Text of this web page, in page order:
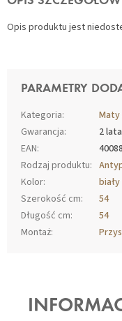
Opis produktu jest
PARAMETRY
Kategoria:
Gwarancja:
2 lata
EAN:
Rodzaj produktu:
Kolor:
biały
Szerokość cm:
54
Długość cm:
54
Montaż: